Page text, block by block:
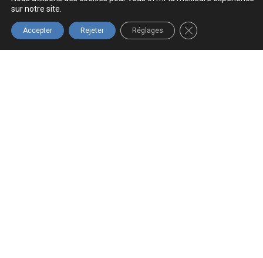
sur notre site.
Accepter Rejeter Réglages FERMER LA